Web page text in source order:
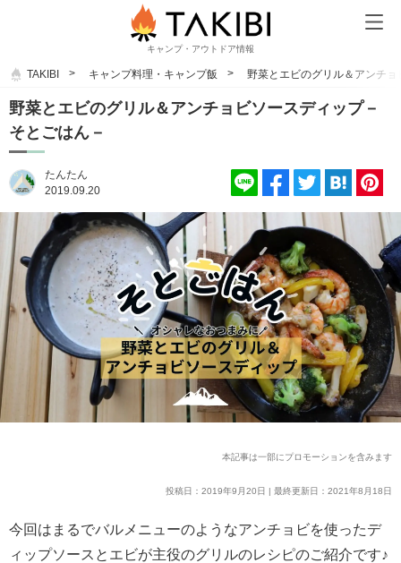
キャンプ・アウトドア情報
TAKIBI キャンプ料理・キャンプ飯 野菜とエビのグリル＆アンチ
野菜とエビのグリル＆アンチョビソースディップ－
そとごはん－
たんたん
2019.09.20
本記事は一部にプロモーションを含みます
投稿日：2019年9月20日 | 最終更新日：2021年8月18日
今回はまるでバルメニューのようなアンチョビを使ったデ
ィップソースとエビが主役のグリルのレシピのご紹介です♪